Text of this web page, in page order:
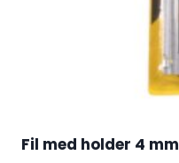
Fil med holder 4 mm